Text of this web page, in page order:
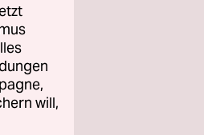
will,